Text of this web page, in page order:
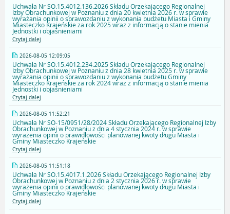
Uchwała Nr SO.15.4012.136.2026 Składu Orzekającego Regionalnej
Izby Obrachunkowej w Poznaniu z dnia 20 kwietnia 2026 r. w sprawie
wyrażania opinii o sprawozdaniu z wykonania budżetu Miasta i Gminy
Miasteczko Krajeńskie za rok 2025 wraz z informacją o stanie mienia
Jednostki i objaśnieniami
Czytaj dalej
2026-08-05 12:09:05
Uchwała Nr SO.15.4012.234.2025 Składu Orzekającego Regionalnej
Izby Obrachunkowej w Poznaniu z dnia 28 kwietnia 2025 r. w sprawie
wyrażania opinii o sprawozdaniu z wykonania budżetu Gminy
Miasteczko Krajeńskie za rok 2024 wraz z informacją o stanie mienia
Jednostki i objaśnieniami
Czytaj dalej
2026-08-05 11:52:21
Uchwała Nr SO-15/0951/28/2024 Składu Orzekającego Regionalnej Izby
Obrachunkowej w Poznaniu z dnia 4 stycznia 2024 r. w sprawie
wyrażenia opinii o prawidłowości planowanej kwoty długu Miasta i
Gminy Miasteczko Krajeńskie
Czytaj dalej
2026-08-05 11:51:18
Uchwała Nr SO.15.4017.1.2026 Składu Orzekającego Regionalnej Izby
Obrachunkowej w Poznaniu z dnia 2 stycznia 2026 r. w sprawie
wyrażenia opinii o prawidłowości planowanej kwoty długu Miasta i
Gminy Miasteczko Krajeńskie
Czytaj dalej